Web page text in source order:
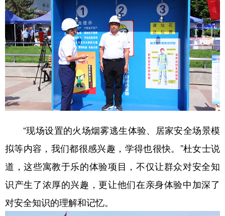
“现场设置的火场烟雾逃生体验、居家安全场景模
拟等内容，我们都很感兴趣，学得也很快。”杜女士说
道，这些寓教于乐的体验项目，不仅让群众对安全知
识产生了浓厚的兴趣，更让他们在亲身体验中加深了
对安全知识的理解和记忆。